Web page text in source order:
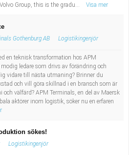
Group, this is the gradu...
Visa mer
Gothenburg AB Logistikingenjör
en teknisk transformation hos APM
ledare som drivs av förändring och
vidare till nästa utmaning? Brinner du
och vill göra skillnad i en bransch som är
och välfärd? APM Terminals, en del av Maersk
aktörer inom logistik, söker nu en erfaren
sökes!
Logistikingenjör